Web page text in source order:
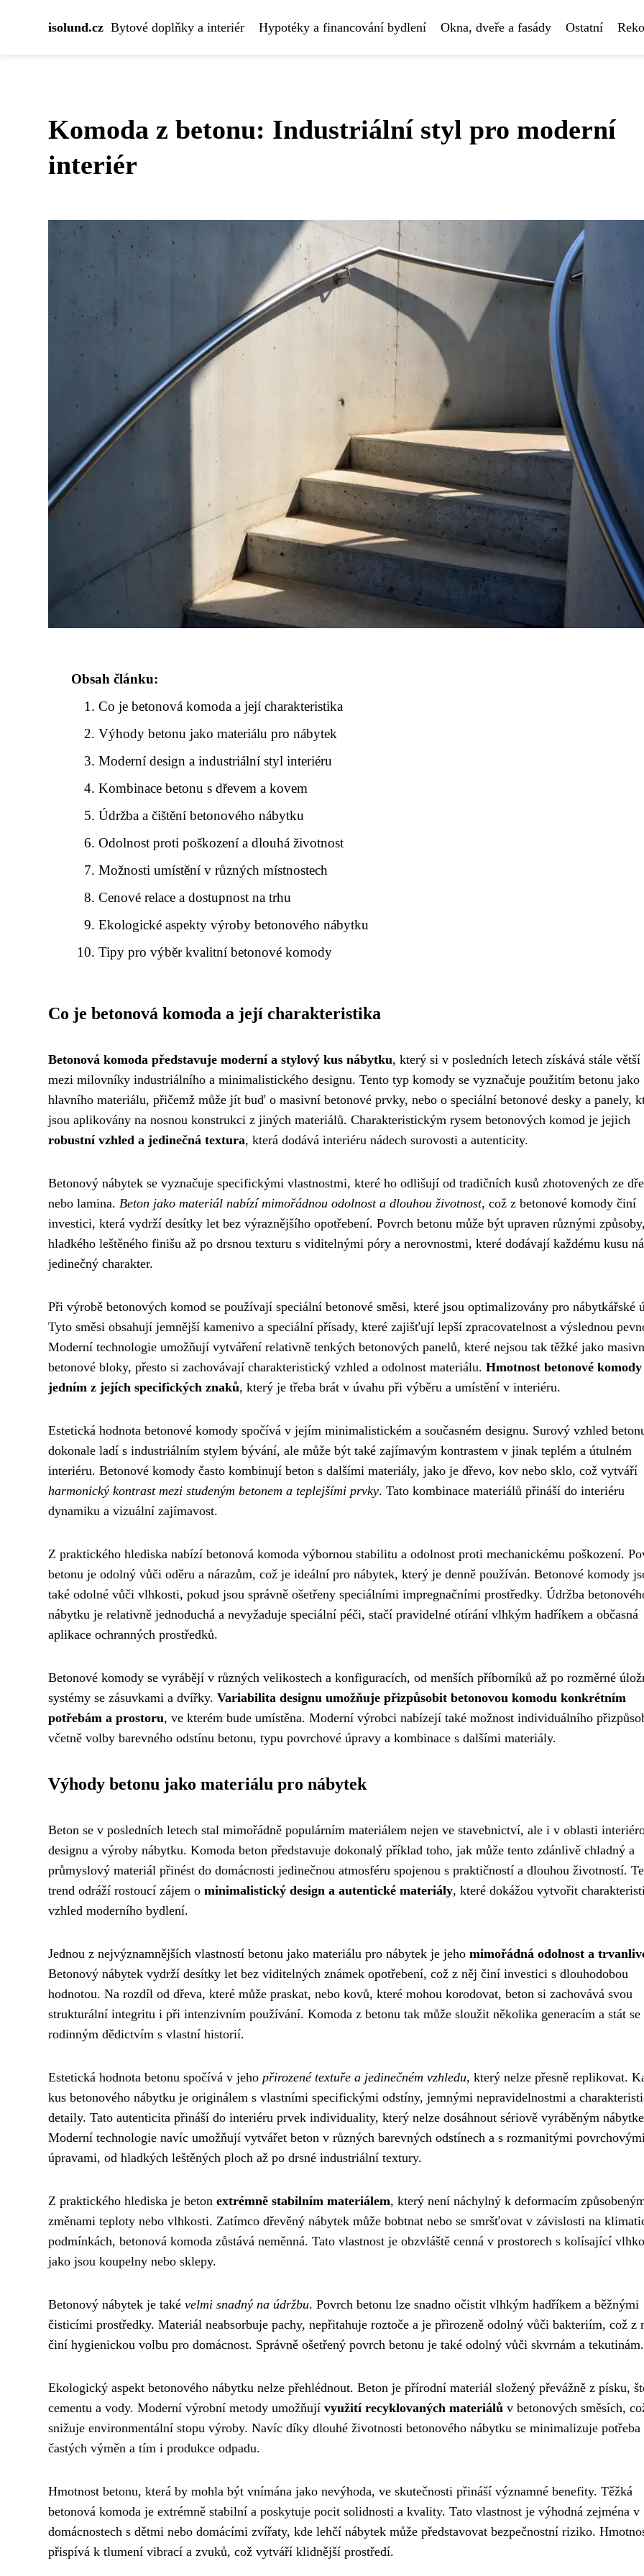
isolund.cz Bytové doplňky a interiér Hypotéky a financování bydlení Okna, dveře a fasády Ostatní
Komoda z betonu: Industriální styl pro moderní
interiér
Obsah článku:
Co je betonová komoda a její charakteristika
Výhody betonu jako materiálu pro nábytek
Moderní design a industriální styl interiéru
Kombinace betonu s dřevem a kovem
Údržba a čištění betonového nábytku
Odolnost proti poškození a dlouhá životnost
Možnosti umístění v různých místnostech
Cenové relace a dostupnost na trhu
Ekologické aspekty výroby betonového nábytku
Tipy pro výběr kvalitní betonové komody
Co je betonová komoda a její charakteristika
Betonová komoda představuje moderní a stylový kus nábytku, který si v posledních letech získává stále
mezi milovníky industriálního a minimalistického designu. Tento typ komody se vyznačuje použitím betonu jako
hlavního materiálu, přičemž může jít buď o masivní betonové prvky, nebo o speciální betonové desky a panely,
jsou aplikovány na nosnou konstrukci z jiných materiálů. Charakteristickým rysem betonových komod je jejich
robustní vzhled a jedinečná textura, která dodává interiéru nádech surovosti a autenticity.
Betonový nábytek se vyznačuje specifickými vlastnostmi, které ho odlišují od tradičních kusů zhotovených ze
nebo lamina. Beton jako materiál nabízí mimořádnou odolnost a dlouhou životnost, což z betonové komody činí
investici, která vydrží desítky let bez výraznějšího opotřebení. Povrch betonu může být upraven různými
hladkého leštěného finišu až po drsnou texturu s viditelnými póry a nerovnostmi, které dodávají každému kusu
jedinečný charakter.
Při výrobě betonových komod se používají speciální betonové směsi, které jsou optimalizovány pro nábytkářské
Tyto směsi obsahují jemnější kamenivo a speciální přísady, které zajišťují lepší zpracovatelnost a výslednou
Moderní technologie umožňují vytváření relativně tenkých betonových panelů, které nejsou tak těžké jako
betonové bloky, přesto si zachovávají charakteristický vzhled a odolnost materiálu. Hmotnost betonové
jedním z jejích specifických znaků, který je třeba brát v úvahu při výběru a umístění v interiéru.
Estetická hodnota betonové komody spočívá v jejím minimalistickém a současném designu. Surový vzhled
dokonale ladí s industriálním stylem bývání, ale může být také zajímavým kontrastem v jinak teplém a útulném
interiéru. Betonové komody často kombinují beton s dalšími materiály, jako je dřevo, kov nebo sklo, což vytváří
harmonický kontrast mezi studeným betonem a teplejšími prvky. Tato kombinace materiálů přináší do interiéru
dynamiku a vizuální zajímavost.
Z praktického hlediska nabízí betonová komoda výbornou stabilitu a odolnost proti mechanickému poškození.
betonu je odolný vůči oděru a nárazům, což je ideální pro nábytek, který je denně používán. Betonové komody
také odolné vůči vlhkosti, pokud jsou správně ošetřeny speciálními impregnačními prostředky. Údržba
nábytku je relativně jednoduchá a nevyžaduje speciální péči, stačí pravidelné otírání vlhkým hadříkem a občasná
aplikace ochranných prostředků.
Betonové komody se vyrábějí v různých velikostech a konfiguracích, od menších příborníků až po rozměrné
systémy se zásuvkami a dvířky. Variabilita designu umožňuje přizpůsobit betonovou komodu konkrétním
potřebám a prostoru, ve kterém bude umístěna. Moderní výrobci nabízejí také možnost individuálního
včetně volby barevného odstínu betonu, typu povrchové úpravy a kombinace s dalšími materiály.
Výhody betonu jako materiálu pro nábytek
Beton se v posledních letech stal mimořádně populárním materiálem nejen ve stavebnictví, ale i v oblasti
designu a výroby nábytku. Komoda beton představuje dokonalý příklad toho, jak může tento zdánlivě chladný a
průmyslový materiál přinést do domácnosti jedinečnou atmosféru spojenou s praktičností a dlouhou životností.
trend odráží rostoucí zájem o minimalistický design a autentické materiály, které dokážou vytvořit
vzhled moderního bydlení.
Jednou z nejvýznamnějších vlastností betonu jako materiálu pro nábytek je jeho mimořádná odolnost a
Betonový nábytek vydrží desítky let bez viditelných známek opotřebení, což z něj činí investici s dlouhodobou
hodnotou. Na rozdíl od dřeva, které může praskat, nebo kovů, které mohou korodovat, beton si zachovává svou
strukturální integritu i při intenzivním používání. Komoda z betonu tak může sloužit několika generacím a stát se
rodinným dědictvím s vlastní historií.
Estetická hodnota betonu spočívá v jeho přirozené textuře a jedinečném vzhledu, který nelze přesně replikovat.
kus betonového nábytku je originálem s vlastními specifickými odstíny, jemnými nepravidelnostmi a
detaily. Tato autenticita přináší do interiéru prvek individuality, který nelze dosáhnout sériově vyráběným
Moderní technologie navíc umožňují vytvářet beton v různých barevných odstínech a s rozmanitými povrchovými
úpravami, od hladkých leštěných ploch až po drsné industriální textury.
Z praktického hlediska je beton extrémně stabilním materiálem, který není náchylný k deformacím
změnami teploty nebo vlhkosti. Zatímco dřevěný nábytek může bobtnat nebo se smršťovat v závislosti na
podmínkách, betonová komoda zůstává neměnná. Tato vlastnost je obzvláště cenná v prostorech s kolísající
jako jsou koupelny nebo sklepy.
Betonový nábytek je také velmi snadný na údržbu. Povrch betonu lze snadno očistit vlhkým hadříkem a běžnými
čisticími prostředky. Materiál neabsorbuje pachy, nepřitahuje roztoče a je přirozeně odolný vůči bakteriím, což z
činí hygienickou volbu pro domácnost. Správně ošetřený povrch betonu je také odolný vůči skvrnám a tekutinám.
Ekologický aspekt betonového nábytku nelze přehlédnout. Beton je přírodní materiál složený převážně z písku,
cementu a vody. Moderní výrobní metody umožňují využití recyklovaných materiálů v betonových směsích,
snižuje environmentální stopu výroby. Navíc díky dlouhé životnosti betonového nábytku se minimalizuje potřeba
častých výměn a tím i produkce odpadu.
Hmotnost betonu, která by mohla být vnímána jako nevýhoda, ve skutečnosti přináší významné benefity. Těžká
betonová komoda je extrémně stabilní a poskytuje pocit solidnosti a kvality. Tato vlastnost je výhodná zejména v
domácnostech s dětmi nebo domácími zvířaty, kde lehčí nábytek může představovat bezpečnostní riziko.
přispívá k tlumení vibrací a zvuků, což vytváří klidnější prostředí.